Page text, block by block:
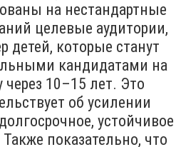
на нестандартные
целевые аудитории,
детей, которые станут
кандидатами на
через 10–15 лет. Это
об усилении
устойчивое
показательно, что